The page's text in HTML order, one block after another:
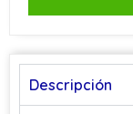
Descripción